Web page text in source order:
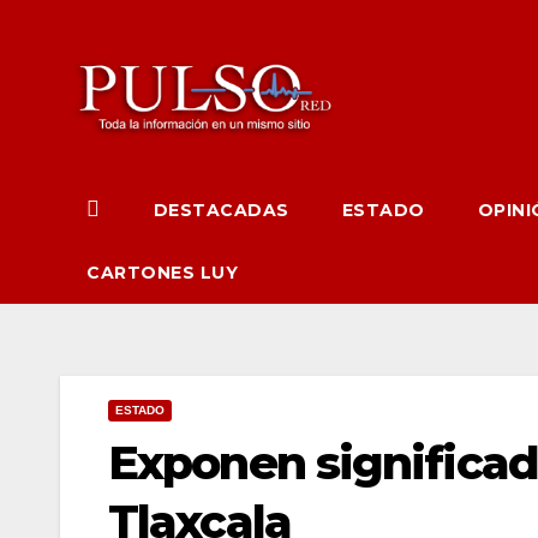
DESTACADAS ESTADO
CARTONES LUY
ESTADO
Exponen
Tlaxcala